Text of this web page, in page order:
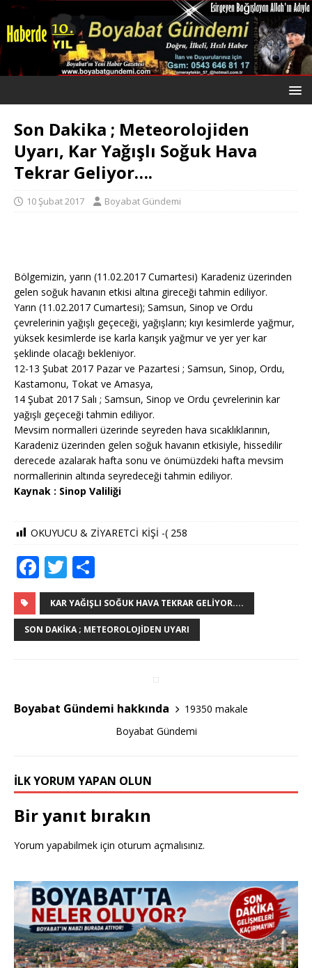
Son Dakika ; Meteorolojiden
Uyarı, Kar Yağışlı Soğuk Hava
Tekrar Geliyor….
10 Şubat 2017 Boyabat Gündemi
Bölgemizin, yarın (11.02.2017 Cumartesi) Karadeniz üzerinden
gelen soğuk havanın etkisi altına gireceği tahmin ediliyor.
Yarın (11.02.2017 Cumartesi); Samsun, Sinop ve Ordu
çevrelerinin yağışlı geçeceği, yağışların; kıyı kesimlerde yağmur,
yüksek kesimlerde ise karla karışık yağmur ve yer yer kar
şeklinde olacağı bekleniyor.
12-13 Şubat 2017 Pazar ve Pazartesi ; Samsun, Sinop, Ordu,
Kastamonu, Tokat ve Amasya,
14 Şubat 2017 Salı ; Samsun, Sinop ve Ordu çevrelerinin kar
yağışlı geçeceği tahmin ediliyor.
Mevsim normalleri üzerinde seyreden hava sıcaklıklarının,
Karadeniz üzerinden gelen soğuk havanın etkisiyle, hissedilir
derecede azalarak hafta sonu ve önümüzdeki hafta mevsim
normallerinin altında seyredeceği tahmin ediliyor.
Kaynak : Sinop Valiliği
OKUYUCU & ZİYARETCİ KİŞİ -( 258
F
a
c
e
o
k
T
w
it
te
h
ar
e
KAR YAĞIŞLI SOĞUK HAVA TEKRAR GELIYOR....
SON DAKIKA ; METEOROLOJIDEN UYARI
Boyabat Gündemi hakkında
19350 makale
Boyabat Gündemi
İLK YORUM YAPAN OLUN
Bir yanıt bırakın
Yorum yapabilmek için oturum açmalısınız.